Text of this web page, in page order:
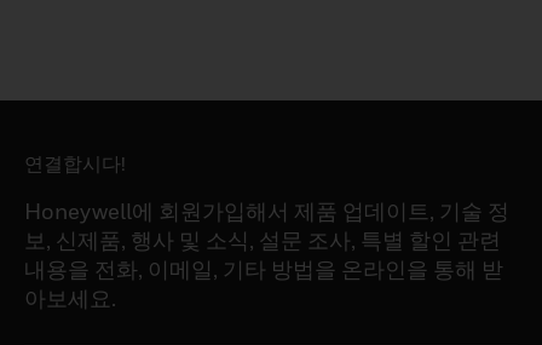
연결합시다!
Honeywell에 회원가입해서 제품 업데이트, 기술 정
보, 신제품, 행사 및 소식, 설문 조사, 특별 할인 관련
내용을 전화, 이메일, 기타 방법을 온라인을 통해 받
아보세요.